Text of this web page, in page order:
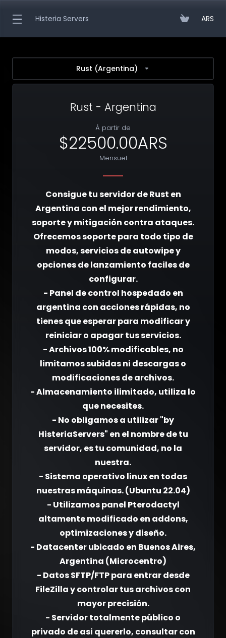
Histeria Servers ARS
Rust (Argentina)
Rust - Argentina
À partir de
$22500.00ARS
Mensuel
Consigue tu servidor de Rust en
Argentina con el mejor rendimiento,
soporte y mitigación contra ataques.
Ofrecemos soporte para todo tipo de
modos, servicios de autowipe y
opciones de lanzamiento faciles de
configurar.
- Panel de control hospedado en
argentina con acciones rápidas, no
tienes que esperar para modificar y
reiniciar o apagar tus servicios.
- Archivos 100% modificables, no
limitamos subidas ni descargas o
modificaciones de archivos.
- Almacenamiento ilimitado, utiliza lo
que necesites.
- No obligamos a utilizar "by
HisteriaServers" en el nombre de tu
servidor, es tu comunidad, no la
nuestra.
- Sistema operativo linux en todas
nuestras máquinas. (Ubuntu 22.04)
- Utilizamos panel Pterodactyl
altamente modificado en addons,
optimizaciones y diseño.
- Datacenter ubicado en Buenos Aires,
Argentina (Microcentro)
- Datos SFTP/FTP para entrar desde
FileZilla y controlar tus archivos con
mayor precisión.
- Servidor totalmente público o
privado de asi quererlo, consultar con